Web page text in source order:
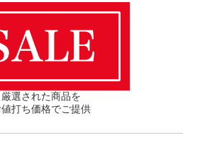
厳選された商品を
値打ち価格でご提供